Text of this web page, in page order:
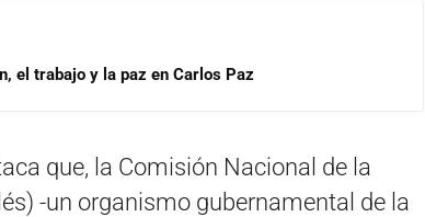
el trabajo y la paz en Carlos Paz
que, la Comisión Nacional de la
-un organismo gubernamental de la